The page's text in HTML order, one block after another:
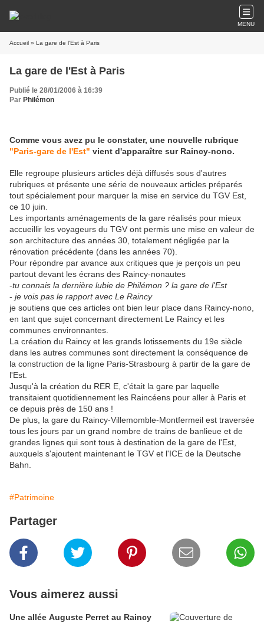
MENU
Accueil » La gare de l'Est à Paris
La gare de l'Est à Paris
Publié le 28/01/2006 à 16:39
Par Philémon
Comme vous avez pu le constater, une nouvelle rubrique
"Paris-gare de l'Est" vient d'apparaître sur Raincy-nono.
Elle regroupe plusieurs articles déjà diffusés sous d'autres
rubriques et présente une série de nouveaux articles préparés
tout spécialement pour marquer la mise en service du TGV Est,
ce 10 juin.
Les importants aménagements de la gare réalisés pour mieux
accueillir les voyageurs du TGV ont permis une mise en valeur de
son architecture des années 30, totalement négligée par la
rénovation précédente (dans les années 70).
Pour répondre par avance aux critiques que je perçois un peu
partout devant les écrans des Raincy-nonautes
-tu connais la dernière lubie de Philémon ? la gare de l'Est
- je vois pas le rapport avec Le Raincy
je soutiens que ces articles ont bien leur place dans Raincy-nono,
en tant que sujet concernant directement Le Raincy et les
communes environnantes.
La création du Raincy et les grands lotissements du 19e siècle
dans les autres communes sont directement la conséquence de
la construction de la ligne Paris-Strasbourg à partir de la gare de
l'Est.
Jusqu'à la création du RER E, c'était la gare par laquelle
transitaient quotidiennement les Raincéens pour aller à Paris et
ce depuis près de 150 ans !
De plus, la gare du Raincy-Villemomble-Montfermeil est traversée
tous les jours par un grand nombre de trains de banlieue et de
grandes lignes qui sont tous à destination de la gare de l'Est,
auxquels s'ajoutent maintenant le TGV et l'ICE de la Deutsche
Bahn.
#Patrimoine
Partager
Vous aimerez aussi
Une allée Auguste Perret au Raincy